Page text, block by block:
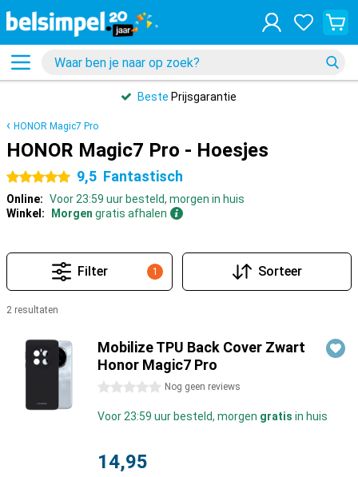
Beste Prijsgarantie
HONOR Magic7 Pro
HONOR Magic7 Pro - Hoesjes
5 sterren 9,5 Fantastisch
Online: Voor 23:59 uur besteld, morgen in huis
Winkel:
Morgen gratis afhalen
1
Filter Sorteer
2 resultaten
Mobilize TPU Back Cover Zwart
Honor Magic7 Pro
0 sterren Nog geen reviews
Voor 23:59 uur besteld, morgen gratis in huis
14,95